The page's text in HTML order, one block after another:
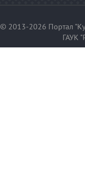
© 2013-2026 Портал
ГАУК